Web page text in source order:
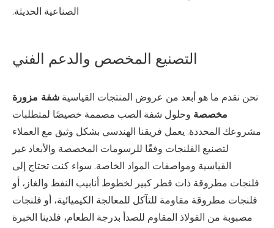
الصناعية الحديثة.
التصنيع المخصص والدعم الفني
نحن نقدم ما هو أبعد من عروض المنتجات القياسية شفة مزورة
مخصصة وحلول شفة الصب مصممة خصيصًا لمتطلبات
مشروعك المحددة. يعمل فريقنا الهندسي بشكل وثيق مع العملاء
لتصنيع الفلنجات وفقًا للرسومات المخصصة والأبعاد غير
القياسية ومواصفات المواد الخاصة. سواء كنت تحتاج إلى
فلنجات مطروقة ذات قطر كبير لخطوط أنابيب النفط والغاز، أو
فلنجات مطروقة مقاومة للتآكل للمعالجة الكيميائية، أو فلنجات
مصبوبة من الفولاذ المقاوم للصدأ بدرجة الطعام، فلدينا الخبرة